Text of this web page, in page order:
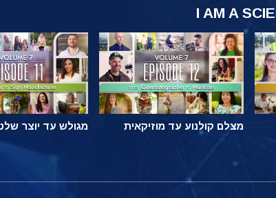
מצלם קולנוע עד מוזיקאית מגולש עד יוצר